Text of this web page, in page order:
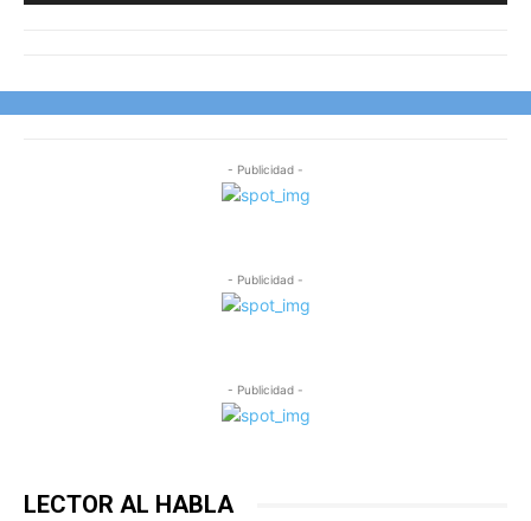
- Publicidad -
- Publicidad -
- Publicidad -
LECTOR AL HABLA